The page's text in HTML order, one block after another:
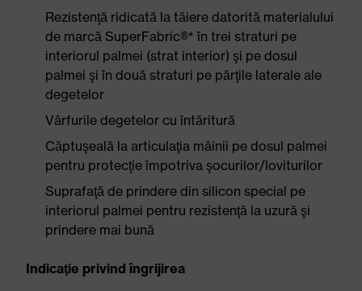
Rezistenţă ridicată la tăiere datorită materialului
de marcă SuperFabric®* în trei straturi pe
interiorul palmei (strat interior) şi pe dosul
palmei şi în două straturi pe părţile laterale ale
degetelor
Vârfurile degetelor cu întăritură
Căptuşeală la articulaţia mâinii pe dosul palmei
pentru protecţie împotriva şocurilor/loviturilor
Suprafaţă de prindere din silicon special pe
interiorul palmei pentru rezistenţă la uzură şi
prindere mai bună
Indicaţie privind îngrijirea